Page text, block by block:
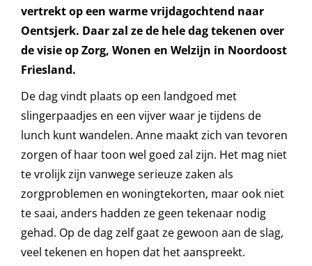
vertrekt op een warme vrijdagochtend naar
Oentsjerk. Daar zal ze de hele dag tekenen over
de visie op Zorg, Wonen en Welzijn in Noordoost
Friesland.
De dag vindt plaats op een landgoed met
slingerpaadjes en een vijver waar je tijdens de
lunch kunt wandelen. Anne maakt zich van tevoren
zorgen of haar toon wel goed zal zijn. Het mag niet
te vrolijk zijn vanwege serieuze zaken als
zorgproblemen en woningtekorten, maar ook niet
te saai, anders hadden ze geen tekenaar nodig
gehad. Op de dag zelf gaat ze gewoon aan de slag,
veel tekenen en hopen dat het aanspreekt.